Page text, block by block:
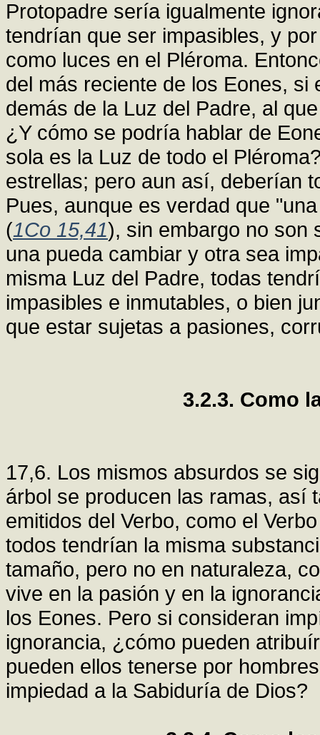
Protopadre sería igualmente
tendrían que ser impasibles, y
como luces en el Pléroma.
del más reciente de los Eones,
demás de la Luz del Padre, al
¿Y cómo se podría hablar de
sola es la Luz de todo el
estrellas; pero aun así, deberían
Pues, aunque es verdad que
(1Co 15,41), sin embargo no son
una pueda cambiar y otra sea
misma Luz del Padre, todas
impasibles e inmutables, o bien
que estar sujetas a pasiones,
3.2.3. Como
17,6. Los mismos absurdos se
árbol se producen las ramas, así
emitidos del Verbo, como el
todos tendrían la misma
tamaño, pero no en naturaleza,
vive en la pasión y en la
los Eones. Pero si consideran
ignorancia, ¿cómo pueden
pueden ellos tenerse por
impiedad a la Sabiduría de Dios?